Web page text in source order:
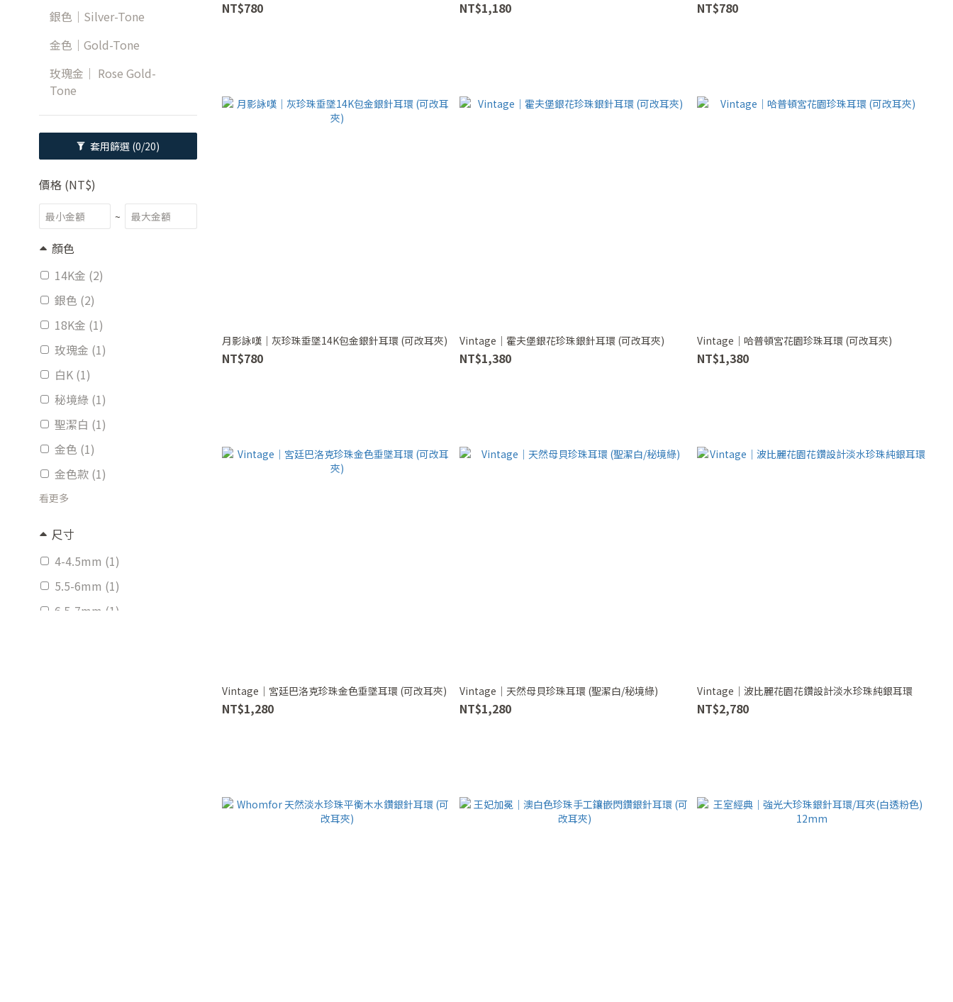
銀色｜Silver-Tone
金色｜Gold-Tone
玫瑰金｜ Rose Gold-
Tone
套用篩選 (0/20)
價格 (NT$)
~
顏色
14K金 (2)
銀色 (2)
18K金 (1)
玫瑰金 (1)
白K (1)
秘境綠 (1)
聖潔白 (1)
金色 (1)
金色款 (1)
看更多
尺寸
4-4.5mm (1)
5.5-6mm (1)
6.5-7mm (1)
NT$780 NT$1,180 NT$780
月影詠嘆｜灰珍珠垂墜14K包金銀針耳環 (可改耳夾)
NT$780
Vintage｜霍夫堡銀花珍珠銀針耳環 (可改耳夾)
NT$1,380
Vintage｜哈普頓宮花園珍珠耳環 (可改耳夾)
NT$1,380
Vintage｜宮廷巴洛克珍珠金色垂墜耳環 (可改耳夾)
NT$1,280
Vintage｜天然母貝珍珠耳環 (聖潔白/秘境綠)
NT$1,280
Vintage｜波比麗花園花鑽設計淡水珍珠純銀耳環
NT$2,780